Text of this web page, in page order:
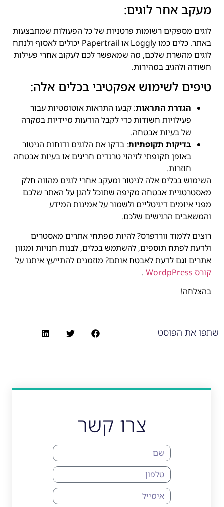
מעקב אחר לוגים:
לוגים מספקים רשומות פרטניות של כל הפעולות שמתבצעות
באתר. כלים כמו Loggly או Papertrail יכולים לאסוף ולנתח
לוגים מהשרת שלכם, מה שמאפשר לכם לעקוב אחרי פעילות
חשודה ולהגיב במהירות.
טיפים לשימוש אפקטיבי בכלים אלה:
הגדרת התראות: קבעו התראות אוטומטיות עבור
פעילויות חשודות כדי לקבל הודעות מיידיות במקרה
של בעיות אבטחה.
בדיקות תקופתיות: בדקו את הלוגים ודוחות הניטור
באופן תקופתי לזיהוי טרנדים חריגים או בעיות אבטחה
חוזרות.
השימוש בכלים אלה לניטור ומעקב אחרי לוגים מהווה חלק
מאסטרטגיית אבטחה מקיפה שתוכל להגן על האתר שלכם
מפני איומים דיגיטליים ולשמור על אמינות המידע
והמשאבים הרגישים שלכם.
רוצים ללמוד וורדפרס? להיות מפתחי אתרים מאסטרים
ולדעת לפתח תוספים, להשתמש בכלים, לבנות חנויות ומגוון
אתרים וגם לדעת לאבטח אותם? מוזמנים להתייעץ איתנו על
קורס WordpPress
.
בהצלחה!
שתפו את הפוסט
צרו קשר